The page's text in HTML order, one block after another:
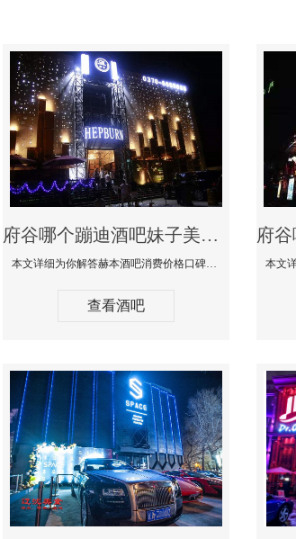
府谷哪个蹦迪酒吧妹子美女多环境好-赫本酒吧消费价格口碑点评
本文详细为你解答赫本酒吧消费价格口碑点评，更多关于哪个蹦迪酒吧妹子美女多环境好咨询150 99997335微信同步！
查看酒吧